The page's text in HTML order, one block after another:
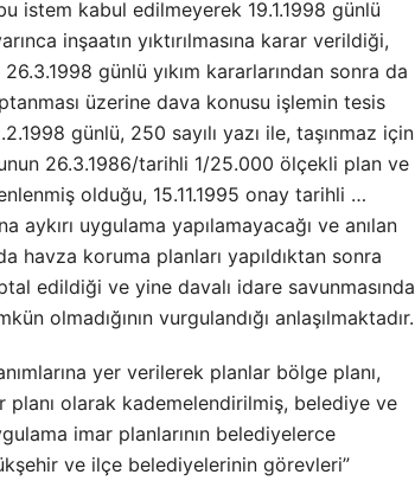
istem kabul edilmeyerek 19.1.1998 günlü
inşaatın yıktırılmasına karar verildiği,
günlü yıkım kararlarından sonra da
üzerine dava konusu işlemin tesis
günlü, 250 sayılı yazı ile, taşınmaz için
26.3.1986/tarihli 1/25.000 ölçekli plan ve
olduğu, 15.11.1995 onay tarihli …
aykırı uygulama yapılamayacağı ve anılan
havza koruma planları yapıldıktan sonra
edildiği ve yine davalı idare savunmasında
olmadığının vurgulandığı anlaşılmaktadır.
yer verilerek planlar bölge planı,
planı olarak kademelendirilmiş, belediye ve
imar planlarının belediyelerce
ve ilçe belediyelerinin görevleri”